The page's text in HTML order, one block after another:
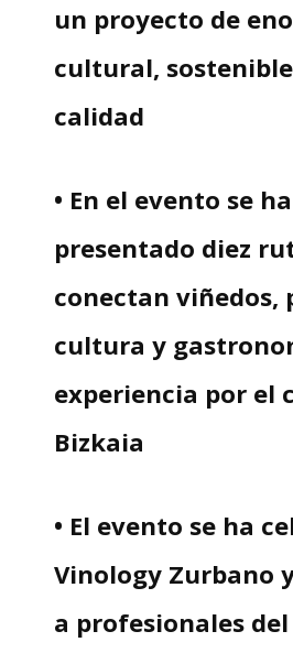
un proyecto de
cultural,
calidad
• En el evento se
presentado diez
conectan viñedos,
cultura y
experiencia por el
Bizkaia
• El evento se ha
Vinology Zurbano
a profesionales